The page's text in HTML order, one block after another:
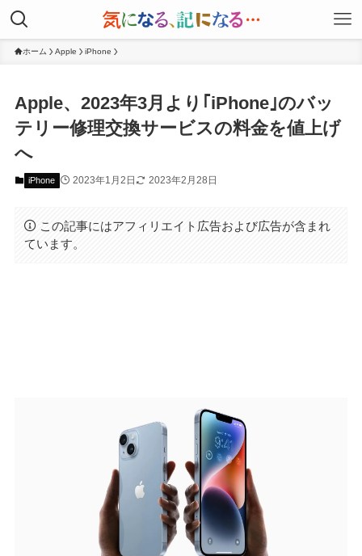
ホーム Apple iPhone
Apple、2023年3月より｢iPhone｣のバッ
テリー修理交換サービスの料金を値上げ
へ
iPhone 2023年1月2日 2023年2月28日
この記事にはアフィリエイト広告および広告が含まれ
ています。